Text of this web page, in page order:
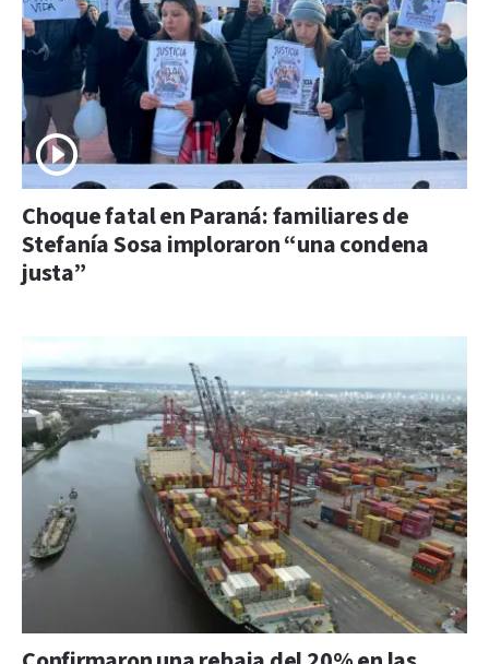
Choque fatal en Paraná: familiares de
Stefanía Sosa imploraron “una condena
justa”